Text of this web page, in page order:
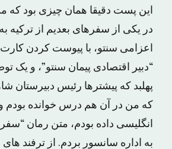
این پست دقیقا همان چیزی بود
در یکی از سفرهای بعدیم از ترکیه
اعزامی سنتو، با پیوست کردن کارت
“دبیر اقتصادی پیمان سنتو”، و یک
پهلبد که پیشترها رئیس دبیرستان
که من در آن هم درس خوانده
انگلیسی داده بودم، متن رمان
به اداره سانسور بردم. از ترفند